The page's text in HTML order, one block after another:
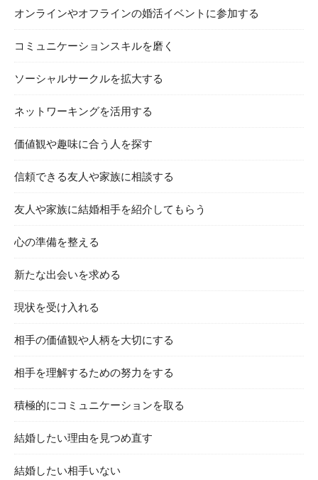
オンラインやオフラインの婚活イベントに参加する
コミュニケーションスキルを磨く
ソーシャルサークルを拡大する
ネットワーキングを活用する
価値観や趣味に合う人を探す
信頼できる友人や家族に相談する
友人や家族に結婚相手を紹介してもらう
心の準備を整える
新たな出会いを求める
現状を受け入れる
相手の価値観や人柄を大切にする
相手を理解するための努力をする
積極的にコミュニケーションを取る
結婚したい理由を見つめ直す
結婚したい相手いない